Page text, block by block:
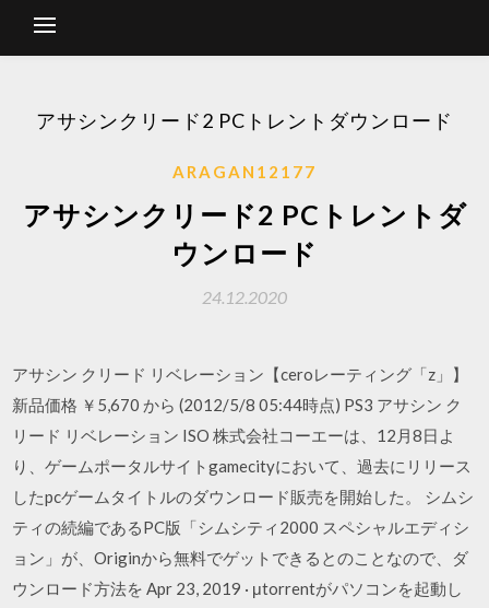
アサシンクリード2 PCトレントダウンロード
ARAGAN12177
アサシンクリード2 PCトレントダ
ウンロード
24.12.2020
アサシン クリード リベレーション【ceroレーティング「z」】
新品価格 ￥5,670 から (2012/5/8 05:44時点) PS3 アサシン ク
リード リベレーション ISO 株式会社コーエーは、12月8日よ
り、ゲームポータルサイトgamecityにおいて、過去にリリース
したpcゲームタイトルのダウンロード販売を開始した。 シムシ
ティの続編であるPC版「シムシティ2000 スペシャルエディシ
ョン」が、Originから無料でゲットできるとのことなので、ダ
ウンロード方法を Apr 23, 2019 · μtorrentがパソコンを起動し